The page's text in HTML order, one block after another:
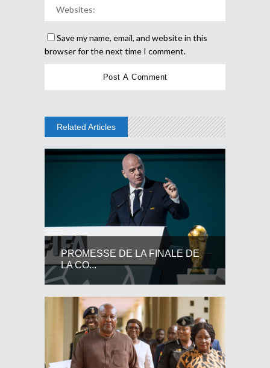
Save my name, email, and website in this
browser for the next time I comment.
Related Articles
PROMESSE DE LA FINALE DE
LA CO...